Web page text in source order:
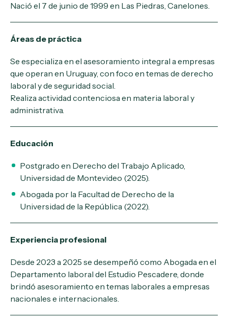
Nació el 7 de junio de 1999 en Las Piedras, Canelones.
Áreas de práctica
Se especializa en el asesoramiento integral a empresas
que operan en Uruguay, con foco en temas de derecho
laboral y de seguridad social.
Realiza actividad contenciosa en materia laboral y
administrativa.
Educación
Postgrado en Derecho del Trabajo Aplicado,
Universidad de Montevideo (2025).
Abogada por la Facultad de Derecho de la
Universidad de la República (2022).
Experiencia profesional
Desde 2023 a 2025 se desempeñó como Abogada en el
Departamento laboral del Estudio Pescadere, donde
brindó asesoramiento en temas laborales a empresas
nacionales e internacionales.